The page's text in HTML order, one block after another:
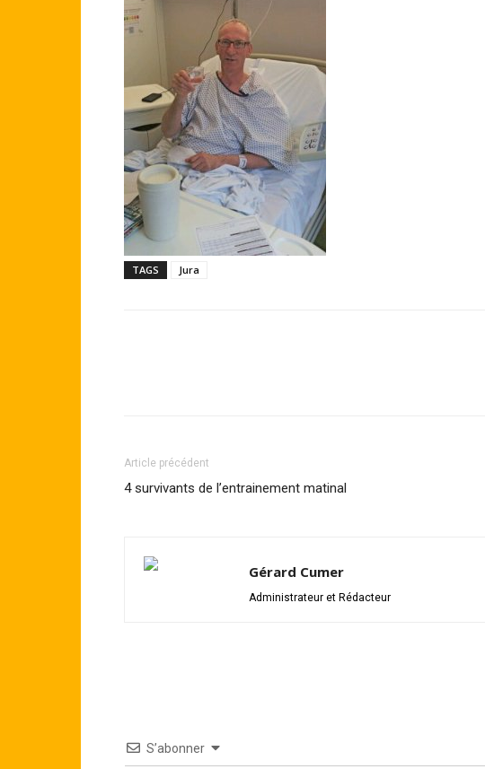
TAGS Jura
Article précédent
4 survivants de l’entrainement matinal
Gérard Cumer
Administrateur et Rédacteur
S’abonner